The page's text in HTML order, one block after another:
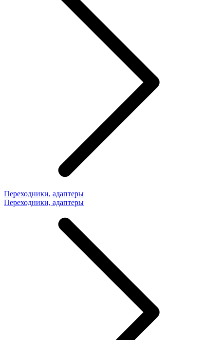
Переходники, адаптеры
Переходники, адаптеры